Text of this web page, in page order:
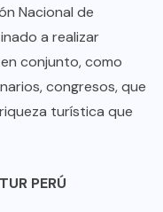
Nacional de
a realizar
conjunto, como
congresos, que
turística que
PERÚ